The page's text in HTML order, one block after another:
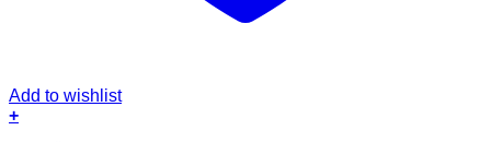
Add to wishlist
+